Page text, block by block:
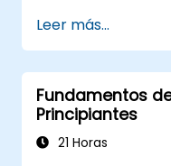
Dominar
AWS, Azure y
Aprovechar
Terraform,
módulos.
Leer más...
Fundamentos
Principiantes
21 Horas